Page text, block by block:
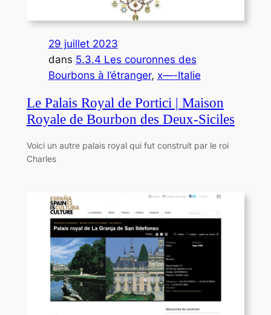
29 juillet 2023
dans 5.3.4 Les couronnes des
Bourbons à l’étranger, x—-Italie
Le Palais Royal de Portici | Maison
Royale de Bourbon des Deux-Siciles
Voici un autre palais royal qui fut construit par le roi
Charles